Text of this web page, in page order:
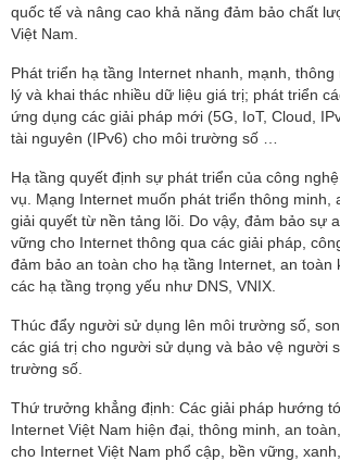
quốc tế và nâng cao khả năng đảm bảo chất
Việt Nam.
Phát triển hạ tầng Internet nhanh, mạnh, thông
lý và khai thác nhiều dữ liệu giá trị; phát triển
ứng dụng các giải pháp mới (5G, IoT, Cloud,
tài nguyên (IPv6) cho môi trường số …
Hạ tầng quyết định sự phát triển của công
vụ. Mạng Internet muốn phát triển thông minh,
giải quyết từ nền tảng lõi. Do vậy, đảm bảo sự
vững cho Internet thông qua các giải pháp,
đảm bảo an toàn cho hạ tầng Internet, an toàn
các hạ tầng trọng yếu như DNS, VNIX.
Thúc đẩy người sử dụng lên môi trường số,
các giá trị cho người sử dụng và bảo vệ người
trường số.
Thứ trưởng khẳng định: Các giải pháp hướng
Internet Việt Nam hiện đại, thông minh, an
cho Internet Việt Nam phổ cập, bền vững,